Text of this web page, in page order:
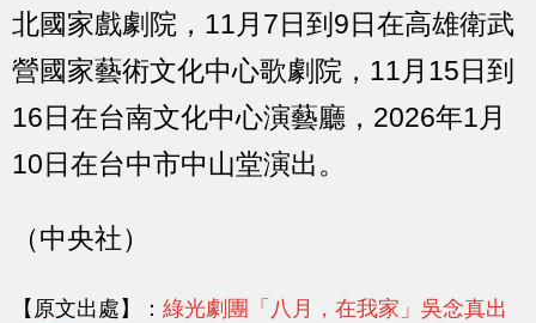
北國家戲劇院，11月7日到9日在高雄衛武
營國家藝術文化中心歌劇院，11月15日到
16日在台南文化中心演藝廳，2026年1月
10日在台中市中山堂演出。
（中央社）
【原文出處】： 綠光劇團「八月，在我家」吳念真出